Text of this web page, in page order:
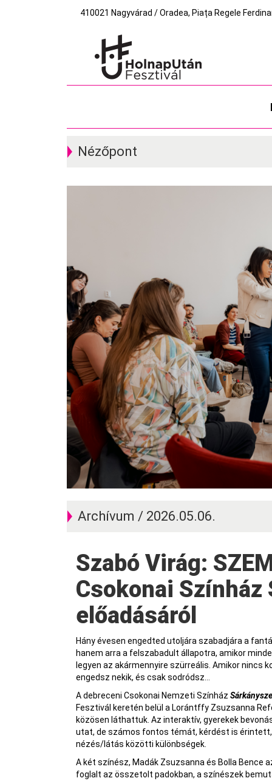
410021 Nagyvárad / Oradea, Piața Regele
Nézőpont
Archívum / 2026.05.06.
Szabó Virág: SZEMléltetés - A debreceni
Csokonai
előadásáról
Hány évesen engedted utoljára szabadjára a
hanem arra a felszabadult állapotra, amikor
legyen az akármennyire szürreális. Amikor nincs
engedsz nekik, és csak sodródsz…
A debreceni Csokonai Nemzeti Színház
Fesztivál keretén belül a Lorántffy Zsuzsanna
közösen láthattuk. Az interaktív, gyerekek
utat, de számos fontos témát, kérdést is
nézés/látás közötti különbségek.
A két színész, Madák Zsuzsanna és Bolla Bence
foglalt az összetolt padokban, a színészek